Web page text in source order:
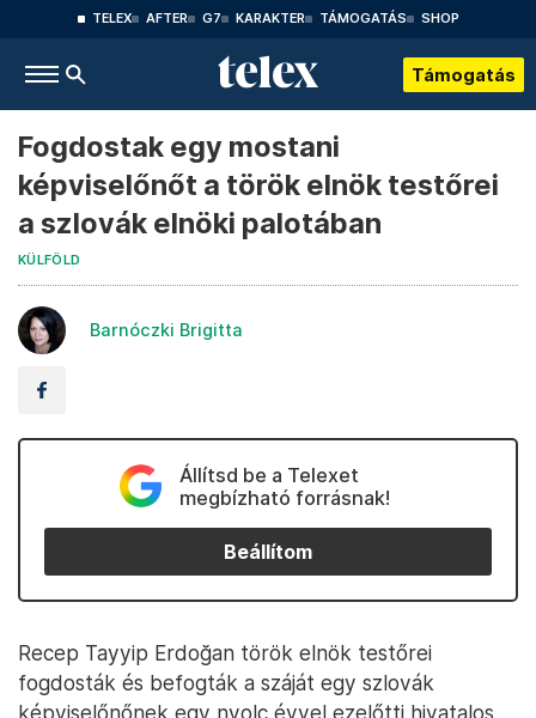
TELEX AFTER G7 KARAKTER TÁMOGATÁS SHOP
Támogatás
Fogdostak egy mostani
képviselőnőt a török elnök testőrei
a szlovák elnöki palotában
KÜLFÖLD
Barnóczki Brigitta
Állítsd be a Telexet
megbízható forrásnak!
Beállítom
Recep Tayyip Erdoğan török elnök testőrei
fogdosták és befogták a száját egy szlovák
képviselőnőnek egy nyolc évvel ezelőtti hivatalos